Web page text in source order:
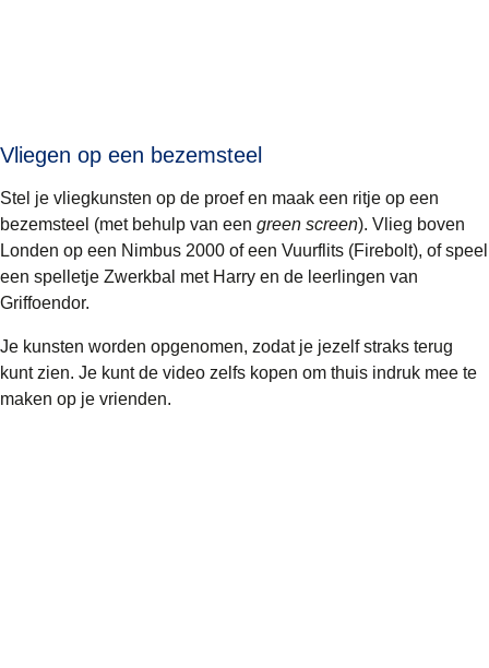
Vliegen op een bezemsteel
Stel je vliegkunsten op de proef en maak een ritje op een
bezemsteel (met behulp van een green screen). Vlieg boven
Londen op een Nimbus 2000 of een Vuurflits (Firebolt), of speel
een spelletje Zwerkbal met Harry en de leerlingen van
Griffoendor.
Je kunsten worden opgenomen, zodat je jezelf straks terug
kunt zien. Je kunt de video zelfs kopen om thuis indruk mee te
maken op je vrienden.